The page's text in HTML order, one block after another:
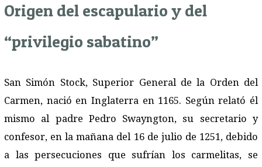
Origen del escapulario y del
“privilegio sabatino”
San Simón Stock, Superior General de la Orden del
Carmen, nació en Inglaterra en 1165. Según relató él
mismo al padre Pedro Swayngton, su secretario y
confesor, en la mañana del 16 de julio de 1251, debido
a las persecuciones que sufrían los carmelitas, se